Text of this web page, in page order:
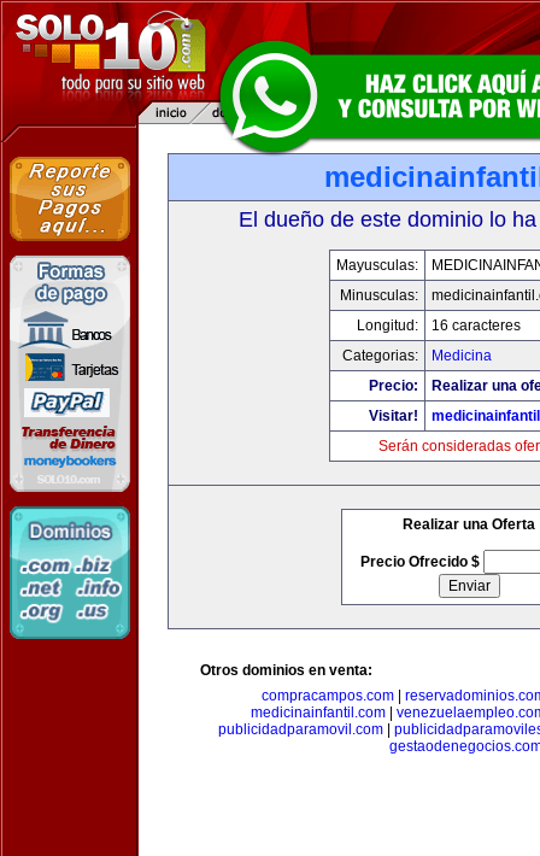
El dueño de este dominio lo
Mayusculas:
Minusculas:
Longitud:
16 caracteres
Categorias:
Medicina
Precio:
Realizar una
Visitar!
Serán consideradas
Realizar una Oferta
Precio Ofrecido $
Otros dominios en venta:
compracampos.com
medicinainfantil.com|
publicidadparamovil.com